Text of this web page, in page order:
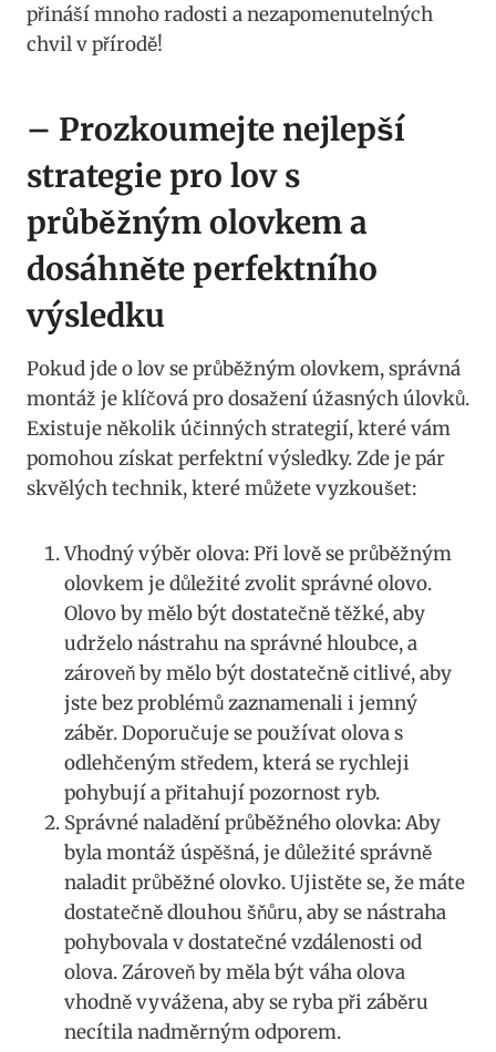
přináší mnoho radosti a nezapomenutelných
chvil​ v ⁢přírodě!
– ‍Prozkoumejte nejlepší ​
strategie pro lov s
průběžným⁤ olovkem​ a
dosáhněte ‍perfektního
výsledku
Pokud ⁤jde o lov se průběžným olovkem, správná⁤
montáž je ‍klíčová‌ pro dosažení úžasných úlovků.
‌Existuje několik účinných strategií, které vám
pomohou získat ⁢perfektní výsledky. Zde je pár
skvělých‌ technik, které můžete vyzkoušet:
Vhodný výběr olova: Při lově se průběžným
olovkem je důležité zvolit správné olovo.‌
Olovo by mělo být dostatečně těžké, aby
‌udrželo nástrahu na správné hloubce,‍ a
zároveň by mělo​ být dostatečně citlivé, aby‌
jste bez problémů zaznamenali i jemný
záběr. Doporučuje se používat olova s
odlehčeným středem,​ která se rychleji
pohybují a přitahují pozornost ryb.
Správné naladění průběžného ‍olovka: Aby
byla montáž úspěšná, je ⁢důležité správně
naladit průběžné ‍olovko. ⁢Ujistěte se, že máte⁢
dostatečně dlouhou šňůru, aby se nástraha
pohybovala v dostatečné vzdálenosti od
olova. Zároveň ‍by měla být váha ⁣olova
vhodně​ vyvážena, aby se ryba při záběru
necítila ⁢nadměrným odporem.